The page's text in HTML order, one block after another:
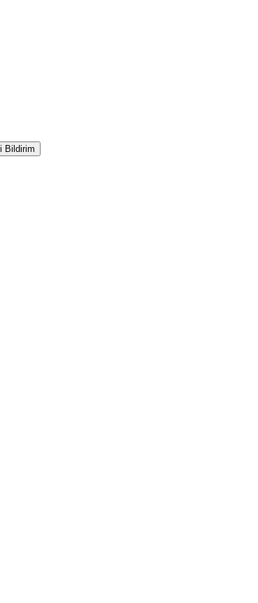
Bildirim